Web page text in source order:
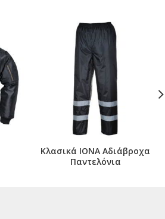
Κλασικά ΙΟΝΑ Αδιάβροχα
Παντελόνια